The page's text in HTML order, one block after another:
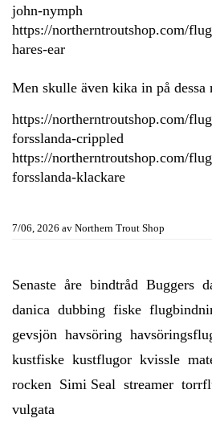
john-nymph
https://northerntroutshop.com/
hares-ear
Men skulle även kika in på dessa
https://northerntroutshop.com/
forsslanda-crippled
https://northerntroutshop.com/
forsslanda-klackare
7/06, 2026 av Northern Trout Shop
Senaste åre bindtråd Buggers
danica dubbing fiske
gevsjön havsöring
kustfiske kustflugor kvissle
rocken Simi Seal streamer
vulgata